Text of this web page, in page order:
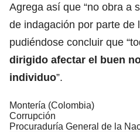
Agrega así que “no obra a
de indagación por parte de
pudiéndose concluir que
dirigido afectar el buen
individuo”.
Montería (Colombia)
Corrupción
Procuraduría General de la